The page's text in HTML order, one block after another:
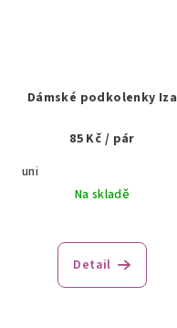
Dámské podkolenky Iza
85 Kč / pár
uni
Na skladě
Detail